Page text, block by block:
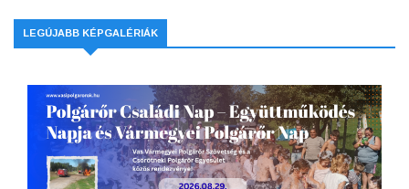
LEGÚJABB KÉPGALÉRIÁK